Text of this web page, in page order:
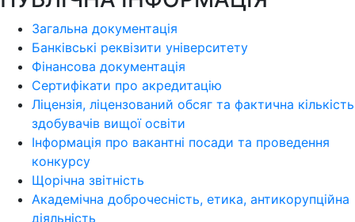
Загальна документація
Банківські реквізити університету
Фінансова документація
Сертифікати про акредитацію
Ліцензія, ліцензований обсяг та фактична кількість
здобувачів вищої освіти
Інформація про вакантні посади та проведення
конкурсу
Щорічна звітність
Академічна доброчесність, етика, антикорупційна
діяльність